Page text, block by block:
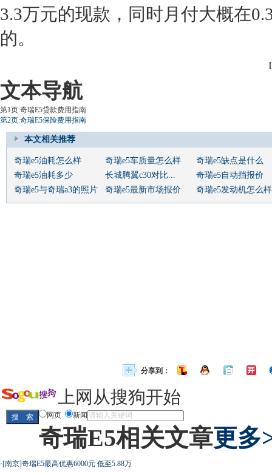
3.3万元的现款，同时月付大概在
的。
文本导航
第1页:奇瑞E5贷款费用指南
第2页:奇瑞E5保险费用指南
本文相关推荐
奇瑞e5油耗怎么样 奇瑞e5车质量怎么样
奇瑞e5缺点是什么
奇瑞e5油耗多少
长城腾翼c30对比...
奇瑞e5自动挡报价
奇瑞e5与奇瑞a3的照片
奇瑞e5最新市场报价 奇瑞e5发动机怎么样
分享到：
上网从搜狗开始
网页 新闻
奇瑞E5相关文章更多
·[南京]奇瑞E5最高优惠6000元 低至5.88万